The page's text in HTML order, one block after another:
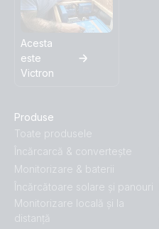
Acesta
este
Victron
Produse
Toate produsele
Încărcarcă & convertește
Monitorizare & baterii
Încărcătoare solare și panouri
Monitorizare locală și la
distanță